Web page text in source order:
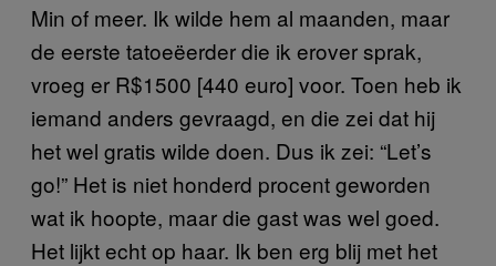
Min of meer. Ik wilde hem al maanden, maar
de eerste tatoeëerder die ik erover sprak,
vroeg er R$1500 [440 euro] voor. Toen heb ik
iemand anders gevraagd, en die zei dat hij
het wel gratis wilde doen. Dus ik zei: “Let’s
go!” Het is niet honderd procent geworden
wat ik hoopte, maar die gast was wel goed.
Het lijkt echt op haar. Ik ben erg blij met het